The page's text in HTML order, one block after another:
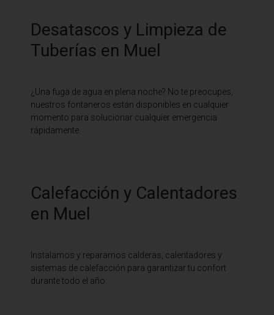
Desatascos y Limpieza de
Tuberías en Muel
¿Una fuga de agua en plena noche? No te preocupes,
nuestros fontaneros están disponibles en cualquier
momento para solucionar cualquier emergencia
rápidamente.
Calefacción y Calentadores
en Muel
Instalamos y reparamos calderas, calentadores y
sistemas de calefacción para garantizar tu confort
durante todo el año.